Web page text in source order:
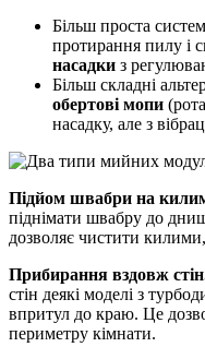
Більш проста
протирання пилу і
насадки з
Більш складні
обертові мопи
насадку, але з
Підйом швабри на
піднімати швабру до
дозволяє чистити
Прибирання вздовж
стін деякі моделі з
впритул до краю. Це
периметру кімнати.